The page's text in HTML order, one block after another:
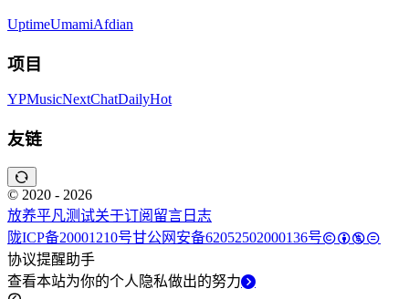
UptimeUmamiAfdian
项目
YPMusicNextChatDailyHot
友链
© 2020 - 2026
放养平凡测试关于订阅 留言 日志
陇ICP备20001210号甘公网安备62052502000136号
协议提醒助手
查看本站为你的个人隐私做出的努力